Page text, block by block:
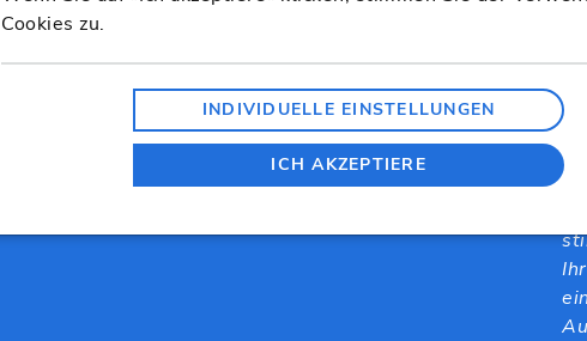
Cookies zu.
INDIVIDUELLE EINSTELLUNGEN
ICH AKZEPTIERE